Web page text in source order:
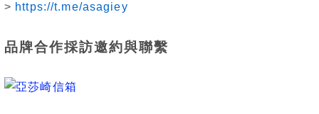
> https://t.me/asagiey
品牌合作採訪邀約與聯繫